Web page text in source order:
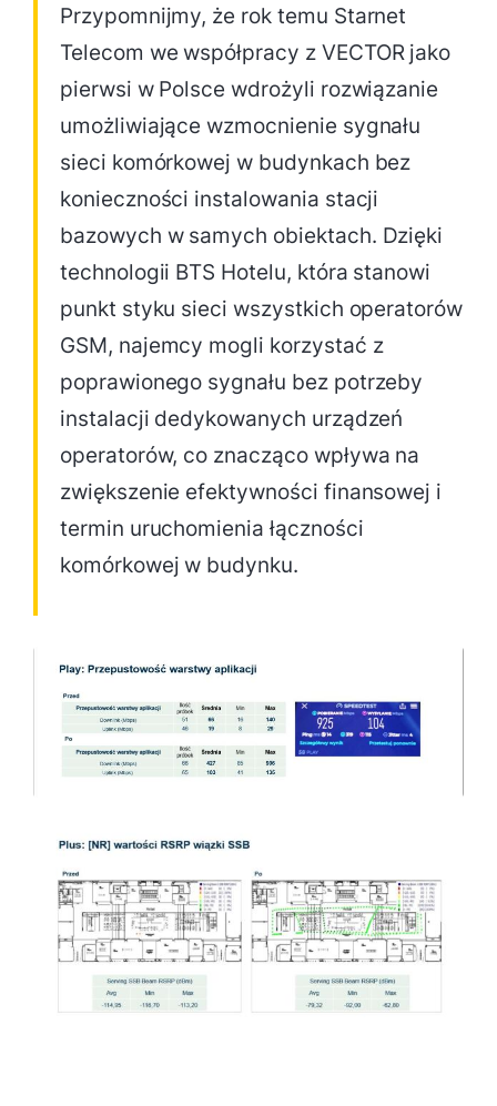
Przypomnijmy, że rok temu Starnet
Telecom we współpracy z VECTOR jako
pierwsi w Polsce wdrożyli rozwiązanie
umożliwiające wzmocnienie sygnału
sieci komórkowej w budynkach bez
konieczności instalowania stacji
bazowych w samych obiektach. Dzięki
technologii BTS Hotelu, która stanowi
punkt styku sieci wszystkich operatorów
GSM, najemcy mogli korzystać z
poprawionego sygnału bez potrzeby
instalacji dedykowanych urządzeń
operatorów, co znacząco wpływa na
zwiększenie efektywności finansowej i
termin uruchomienia łączności
komórkowej w budynku.